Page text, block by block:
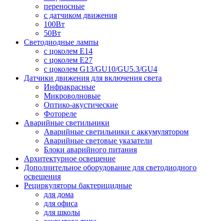
переносные
с датчиком движения
100Вт
50Вт
Светодиодные лампы
с цоколем E14
с цоколем E27
с цоколем G13/GU10/GU5.3/GU4
Датчики движения для включения света
Инфракрасные
Микроволновые
Оптико-акустические
Фотореле
Аварийные светильники
Аварийные светильники с аккумулятором
Аварийные световые указатели
Блоки аварийного питания
Архитектурное освещение
Дополнительное оборудование для светодиодного
освещения
Рециркуляторы бактерицидные
для дома
для офиса
для школы